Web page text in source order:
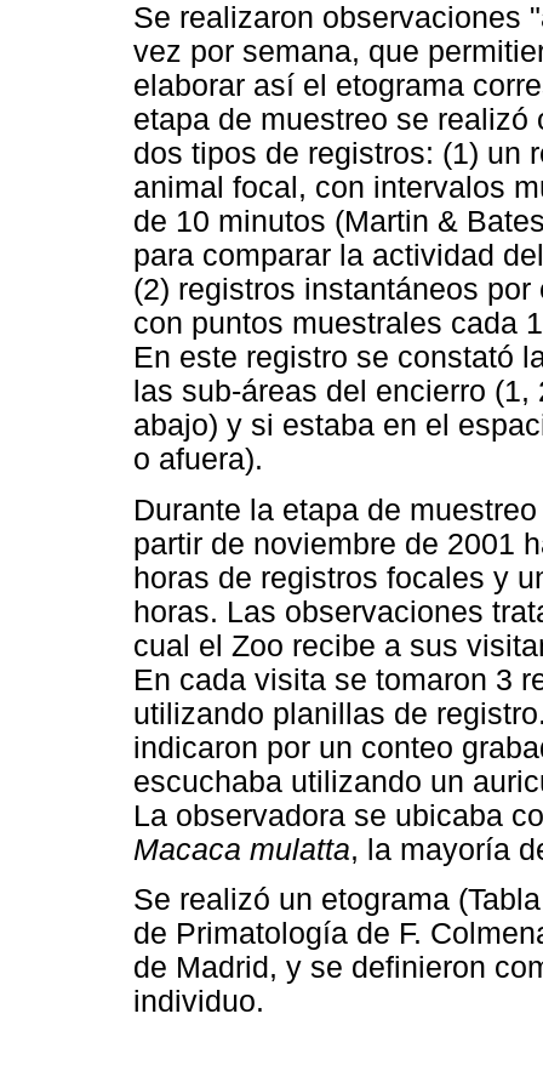
Se realizaron observaciones
vez por semana, que
elaborar así el etograma
etapa de muestreo se
dos tipos de registros: (1) un
animal focal, con intervalos
de 10 minutos (Martin &
para comparar la actividad
(2) registros instantáneos
con puntos muestrales cada
En este registro se constató
las sub-áreas del encierro
abajo) y si estaba en el
o afuera).
Durante la etapa de
partir de noviembre de 2001
horas de registros focales y
horas. Las observaciones
cual el Zoo recibe a sus
En cada visita se tomaron 3
utilizando planillas de
indicaron por un conteo
escuchaba utilizando un
La observadora se ubicaba
Macaca mulatta, la mayoría
Se realizó un etograma
de Primatología de F.
de Madrid, y se definieron
individuo.